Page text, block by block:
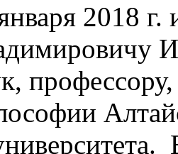
2018